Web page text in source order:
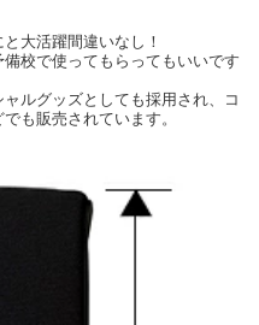
大活躍間違いなし！
校で使ってもらってもいいです
ルグッズとしても採用され、コ
も販売されています。